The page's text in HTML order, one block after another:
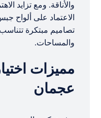
والأناقة. ومع تزايد
الاعتماد على ألواح
تصاميم مبتكرة
والمساحات.
مميزات
عجمان